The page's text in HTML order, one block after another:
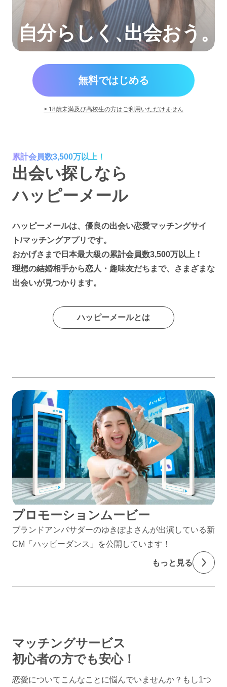
自分らしく、出会おう。
無料ではじめる
> 18歳未満及び高校生の方はご利用いただけません
累計会員数3,500万以上！
出会い探しなら
ハッピーメール
ハッピーメールは、優良の出会い恋愛マッチングサイ
ト/マッチングアプリです。
おかげさまで日本最大級の累計会員数3,500万以上！
理想の結婚相手から恋人・趣味友だちまで、さまざまな
出会いが見つかります。
ハッピーメールとは
プロモーションムービー
ブランドアンバサダーのゆきぽよさんが出演している新
CM「ハッピーダンス」を公開しています！
もっと見る
マッチングサービス
初心者の方でも安心！
恋愛についてこんなことに悩んでいませんか？ もし1つ